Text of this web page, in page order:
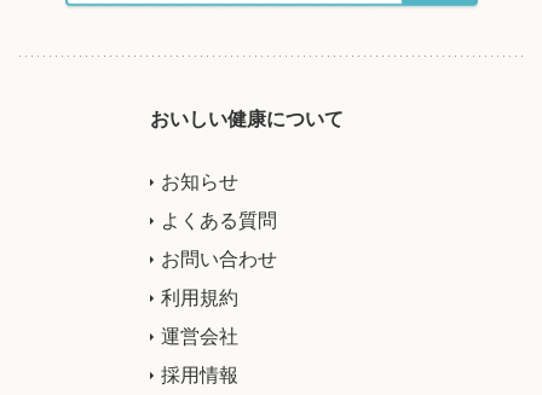
おいしい健康について
お知らせ
よくある質問
お問い合わせ
利用規約
運営会社
採用情報